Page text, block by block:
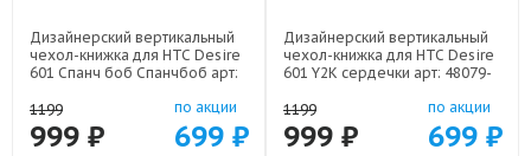
Дизайнерский вертикальный
чехол-книжка для HTC Desire
601 Спанч боб Спанчбоб арт:
1199
999 ₽
по акции
699 ₽
Дизайнерский вертикальный
чехол-книжка для HTC Desire
601 Y2K сердечки арт: 48079-
1199
999 ₽
по акции
699 ₽